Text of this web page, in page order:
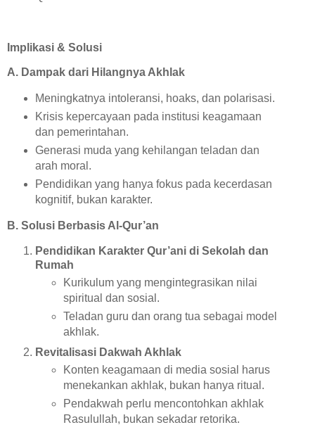
Implikasi & Solusi
A. Dampak dari Hilangnya Akhlak
Meningkatnya intoleransi, hoaks, dan polarisasi.
Krisis kepercayaan pada institusi keagamaan
dan pemerintahan.
Generasi muda yang kehilangan teladan dan
arah moral.
Pendidikan yang hanya fokus pada kecerdasan
kognitif, bukan karakter.
B. Solusi Berbasis Al-Qur’an
Pendidikan Karakter Qur’ani di Sekolah dan
Rumah
Kurikulum yang mengintegrasikan nilai
spiritual dan sosial.
Teladan guru dan orang tua sebagai model
akhlak.
Revitalisasi Dakwah Akhlak
Konten keagamaan di media sosial harus
menekankan akhlak, bukan hanya ritual.
Pendakwah perlu mencontohkan akhlak
Rasulullah, bukan sekadar retorika.